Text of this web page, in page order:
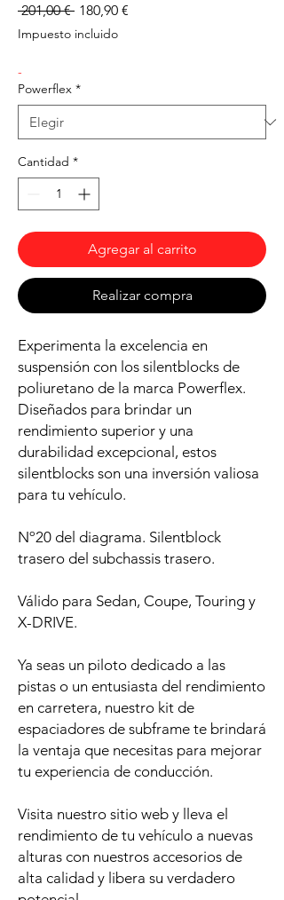
201,00 € Precio
180,90 €
Impuesto incluido
-
Powerflex *
Cantidad *
Agregar al carrito
Realizar compra
Experimenta la excelencia en
suspensión con los silentblocks de
poliuretano de la marca Powerflex.
Diseñados para brindar un
rendimiento superior y una
durabilidad excepcional, estos
silentblocks son una inversión valiosa
para tu vehículo.
Nº20 del diagrama. Silentblock
trasero del subchassis trasero.
Válido para Sedan, Coupe, Touring y
X-DRIVE.
Ya seas un piloto dedicado a las
pistas o un entusiasta del rendimiento
en carretera, nuestro kit de
espaciadores de subframe te brindará
la ventaja que necesitas para mejorar
tu experiencia de conducción.
Visita nuestro sitio web y lleva el
rendimiento de tu vehículo a nuevas
alturas con nuestros accesorios de
alta calidad y libera su verdadero